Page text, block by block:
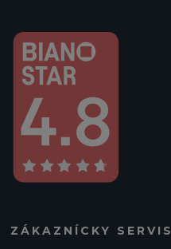
ZÁKAZNÍCKY SERVIS